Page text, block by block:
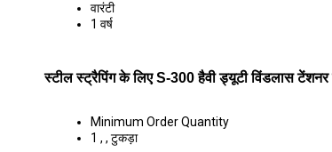
वारंटी
1 वर्ष
स्टील स्ट्रैपिंग के लिए S-300 हैवी ड्यूटी विंडलास टेंशनर
Minimum Order Quantity
1 , , टुकड़ा